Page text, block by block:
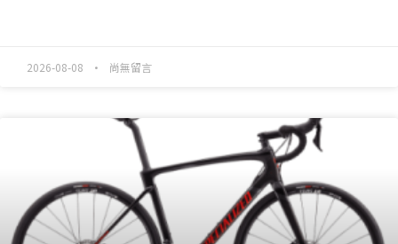
2026-08-08 尚無留言